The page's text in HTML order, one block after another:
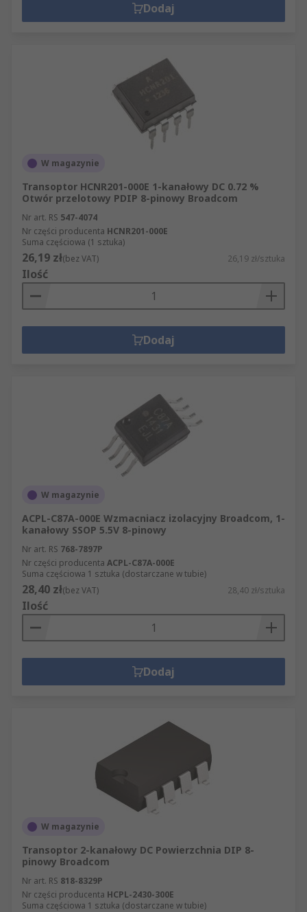
Dodaj
W magazynie
Transoptor HCNR201-000E 1-kanałowy DC 0.72 %
Otwór przelotowy PDIP 8-pinowy Broadcom
Nr art. RS 547-4074
Nr części producenta HCNR201-000E
Suma częściowa (1 sztuka)
26,19 zł(bez VAT) 26,19 zł/sztuka
Ilość
Dodaj
W magazynie
ACPL-C87A-000E Wzmacniacz izolacyjny Broadcom, 1-
kanałowy SSOP 5.5V 8-pinowy
Nr art. RS 768-7897P
Nr części producenta ACPL-C87A-000E
Suma częściowa 1 sztuka (dostarczane w tubie)
28,40 zł(bez VAT) 28,40 zł/sztuka
Ilość
Dodaj
W magazynie
Transoptor 2-kanałowy DC Powierzchnia DIP 8-
pinowy Broadcom
Nr art. RS 818-8329P
Nr części producenta HCPL-2430-300E
Suma częściowa 1 sztuka (dostarczane w tubie)